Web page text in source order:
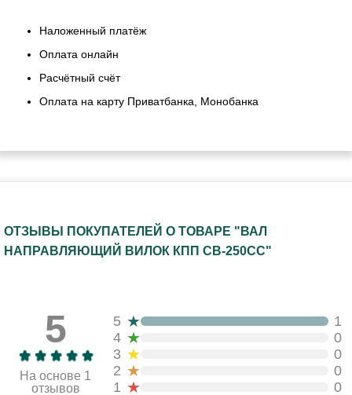
Наложенный платёж
Оплата онлайн
Расчётный счёт
Оплата на карту Приватбанка, Монобанка
ОТЗЫВЫ ПОКУПАТЕЛЕЙ О ТОВАРЕ "ВАЛ
НАПРАВЛЯЮЩИЙ ВИЛОК КПП СВ-250СС"
5
На основе 1
отзывов
5 ★
1
4 ★
0
3 ★
0
2 ★
0
1 ★ 0